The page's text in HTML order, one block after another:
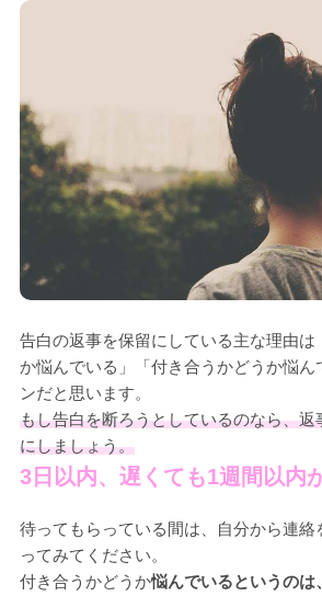
告白の返事を保留にしている主な理由は
か悩んでいる」「付き合うかどうか悩ん
ンだと思います。
もし告白を断ろうとしているのなら、返
にしましょう。
3日以内、遅くても1週間以内
待ってもらっている間は、自分から連絡
ってみてください。
付き合うかどうか悩んでいるというのは